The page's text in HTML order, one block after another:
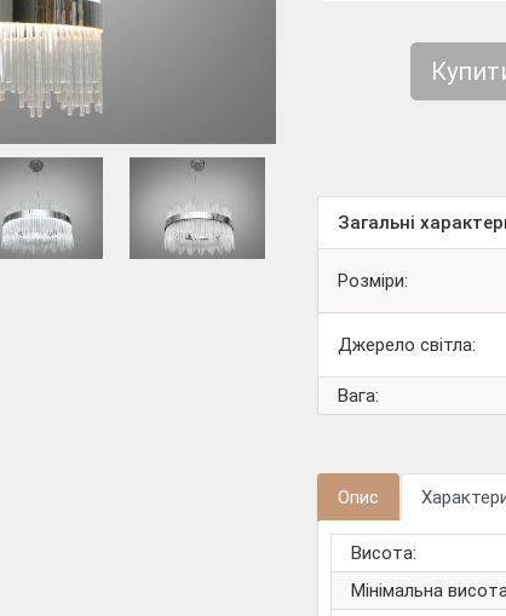
Загальні
Розміри:
Джерело світла:
Вага:
Опис
Висота:
Мінімальна